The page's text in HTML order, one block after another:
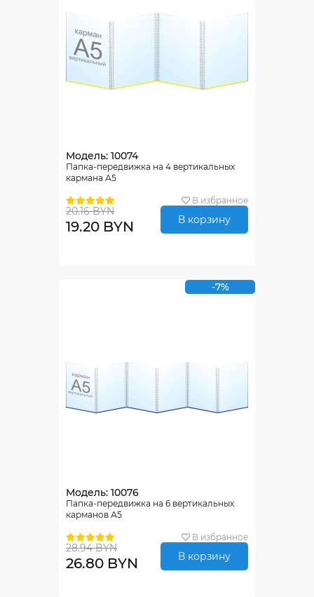
Модель: 10074
Папка-передвижка на 4 вертикальных
кармана А5
В избранное
20.16 BYN
19.20 BYN В корзину
-7%
Модель: 10076
Папка-передвижка на 6 вертикальных
карманов А5
В избранное
28.94 BYN
26.80 BYN В корзину